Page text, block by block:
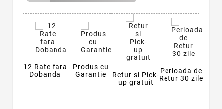
12 Rate fara
Dobanda
Produs cu
Garantie
Retur si Pick-
up gratuit
Perioada de
Retur 30 zile